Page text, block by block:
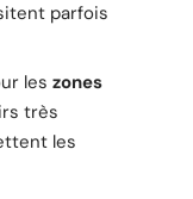
parfois
les zones
très
les